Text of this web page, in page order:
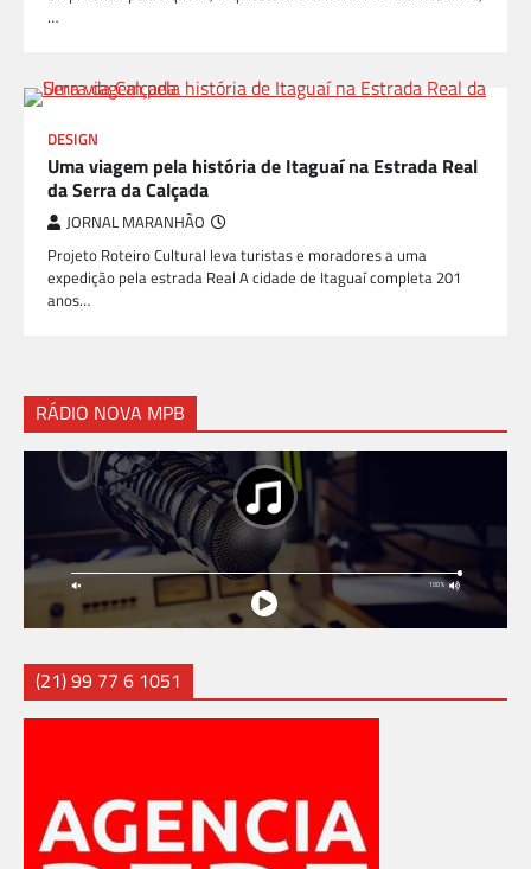
…
DESIGN
Uma viagem pela história de Itaguaí na Estrada Real
da Serra da Calçada
JORNAL MARANHÃO
Projeto Roteiro Cultural leva turistas e moradores a uma
expedição pela estrada Real A cidade de Itaguaí completa 201
anos…
RÁDIO NOVA MPB
(21) 99 77 6 1051